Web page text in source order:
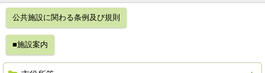
公共施設に関わる条例及び規則
■施設案内